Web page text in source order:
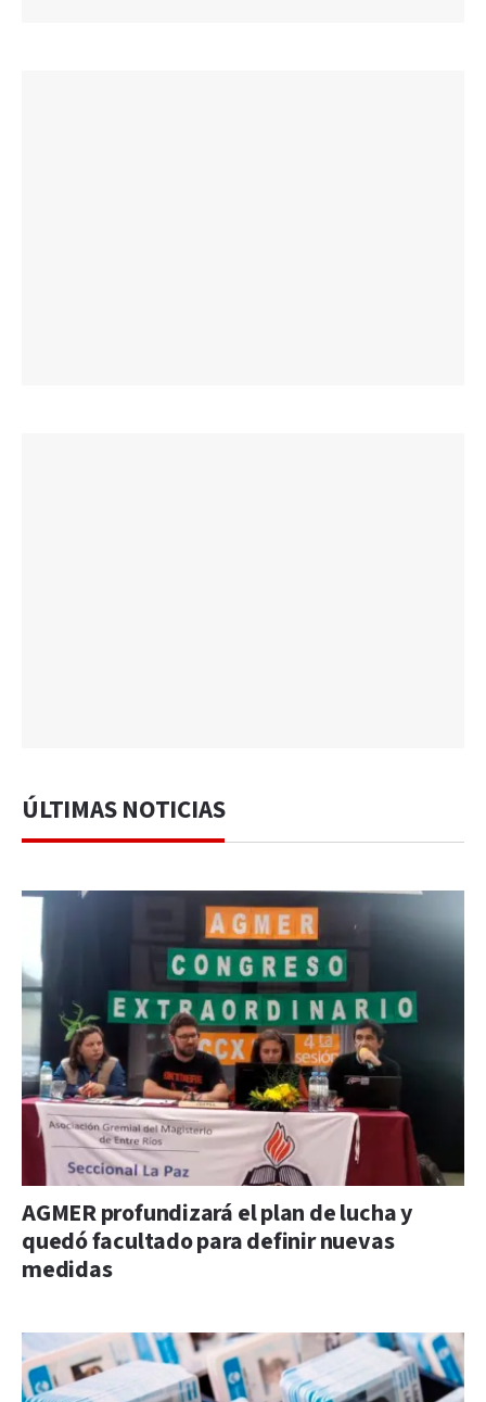
ÚLTIMAS NOTICIAS
AGMER profundizará el plan de lucha y
quedó facultado para definir nuevas
medidas